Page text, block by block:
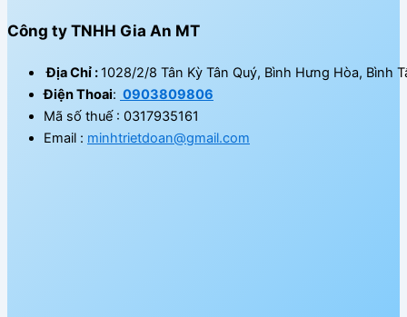
Công ty TNHH Gia An MT
Địa Chỉ :1028/2/8 Tân Kỳ Tân Quý, Bình Hưng Hòa, Bình
Điện Thoai: 0903809806
Mã số thuế : 0317935161
Email : minhtrietdoan@gmail.com